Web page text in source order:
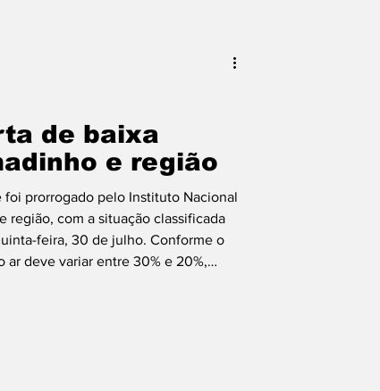
de baixa
e região
foi prorrogado pelo Instituto Nacional
região, com a situação classificada
feira, 30 de julho. Conforme o
ar deve variar entre 30% e 20%,